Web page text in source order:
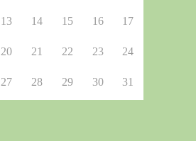
13 14 15 16 17
20 21 22 23 24
27 28 29 30 31